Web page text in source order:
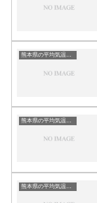
熊本県の平均気温まとめ
熊本県の平均気温まとめ